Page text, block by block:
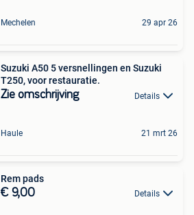
Mechelen 29 apr 26
Suzuki A50 5 versnellingen en Suzuki
T250, voor restauratie.
Zie omschrijving Details
Haule 21 mrt 26
Rem pads
€ 9,00 Details